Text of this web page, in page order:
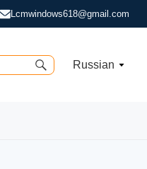
Lcmwindows618@gmail.com
Russian